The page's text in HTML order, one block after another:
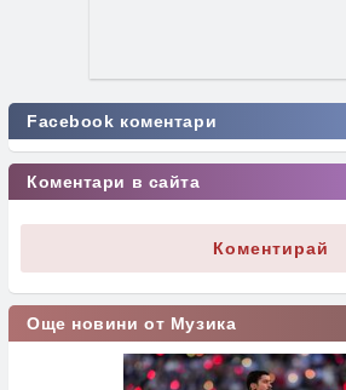
Facebook коментари
Коментари в сайта
Коментирай
Още новини от Музика